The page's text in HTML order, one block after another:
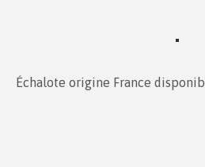
Échalote origine France